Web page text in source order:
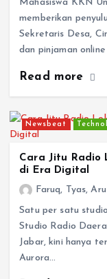
Mahasiswa KKN
memberikan
Sekretaris Desa,
dan pinjaman
Read more
Newsbeat
Cara Jitu Radio
di Era Digital
Faruq, Tyas, Aru
Satu per satu
Studio Radio
Jabar, kini hanya
Aurora…